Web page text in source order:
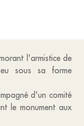
l'armistice de
sous sa forme
d'un comité
le monument aux